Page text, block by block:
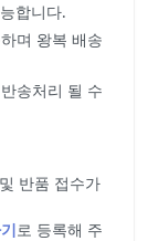
합니다.
며 왕복 배송
송처리 될 수
반품 접수가
로 등록해 주